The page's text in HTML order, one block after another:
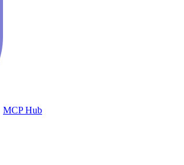
MCP Hub